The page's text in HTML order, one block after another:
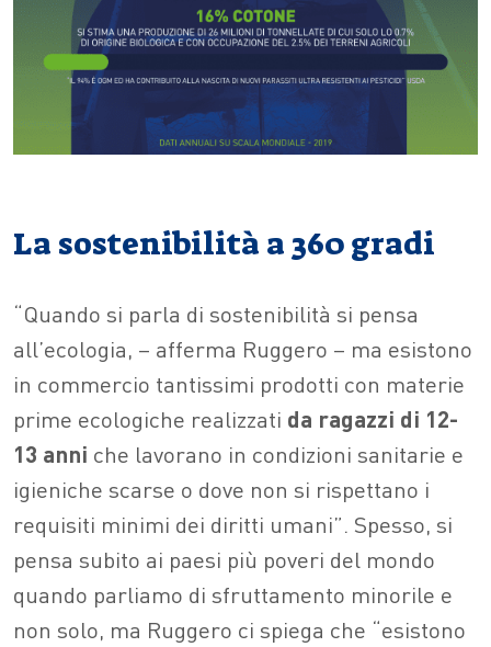
La sostenibilità a 360 gradi
“Quando si parla di sostenibilità si pensa
all’ecologia, – afferma Ruggero – ma esistono
in commercio tantissimi prodotti con materie
prime ecologiche realizzati da ragazzi di 12-
13 anni che lavorano in condizioni sanitarie e
igieniche scarse o dove non si rispettano i
requisiti minimi dei diritti umani”. Spesso, si
pensa subito ai paesi più poveri del mondo
quando parliamo di sfruttamento minorile e
non solo, ma Ruggero ci spiega che “esistono